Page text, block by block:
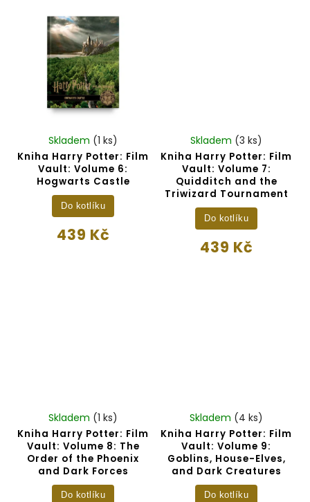
Kniha Harry Potter: Film
Vault: Volume 6:
Hogwarts Castle
Skladem (1 ks)
439 Kč
Do kotlíku
Kniha Harry Potter: Film
Vault: Volume 7:
Quidditch and the
Triwizard Tournament
Skladem (3 ks)
439 Kč
Do kotlíku
Kniha Harry Potter: Film
Vault: Volume 8: The
Order of the Phoenix
and Dark Forces
Skladem (1 ks)
Do kotlíku
Kniha Harry Potter: Film
Vault: Volume 9:
Goblins, House-Elves,
and Dark Creatures
Skladem (4 ks)
Do kotlíku